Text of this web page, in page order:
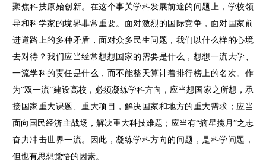
聚焦科技原始创新。在这个事关学科发展前途的问题上，学校领
导和科学家的境界非常重要。面对激烈的国际竞争，面对国家前
进道路上的多种矛盾，面对众多民生问题，我们以什么样的心境
去对待？我们应当经常想想国家的需要是什么，想想一流大学、
一流学科的责任是什么，而不能整天算计着排行榜上的名次。作
为“双一流”建设高校，必须凝练学科方向，应当想国家之所想，承
接国家重大课题、重大项目，解决国家和地方的重大需求；应当
面向国民经济主战场，解决重大科技难题；应当有“摘星揽月”之志
奋力冲击世界一流。因此，凝练学科方向的问题，是科学问题，
但也有思想觉悟的因素。